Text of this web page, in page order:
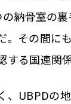
納骨室の
。その間に
る国連関
、UBPDの